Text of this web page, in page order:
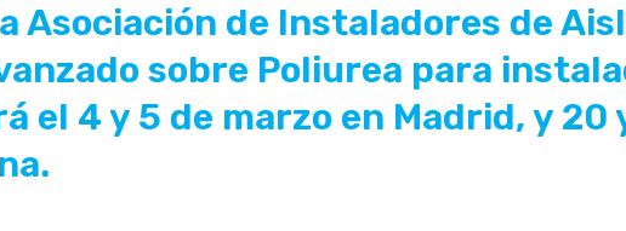
Asociación de Instaladores de
sobre Poliurea para
el 4 y 5 de marzo en Madrid, y 20